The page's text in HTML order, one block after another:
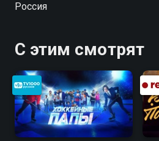
Россия
С этим смотрят